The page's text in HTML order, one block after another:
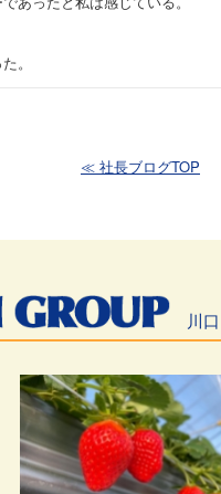
。
≪ 社長ブログTOP
川